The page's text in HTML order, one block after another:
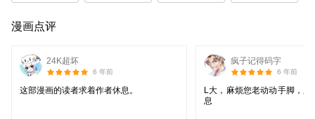
漫画点评
24K超坏
6 年前
这部漫画的读者求着作者休息。
疯子记得码字
6 年前
L大，麻烦您老动动手脚，爬
息